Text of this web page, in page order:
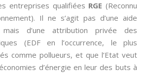
entreprises qualifiées RGE (Reconnu
Il ne s’agit pas d’une aide
mais d’une attribution privée des
(EDF en l’occurrence, le plus
comme pollueurs, et que l’Etat veut
d’énergie en leur des buts à